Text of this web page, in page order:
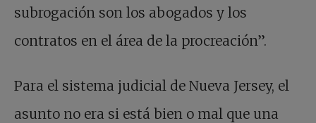
subrogación son los abogados y los
contratos en el área de la procreación”.
Para el sistema judicial de Nueva Jersey, el
asunto no era si está bien o mal que una